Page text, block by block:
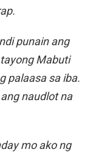
punain ang
Mabuti
palaasa sa iba.
naudlot na
mo ako ng